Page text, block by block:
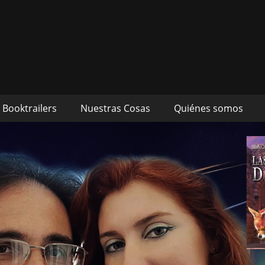
autores Mónica Cueto
Booktrailers Nuestras Cosas Quiénes somos